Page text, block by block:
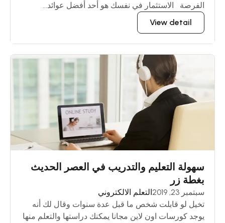
الفرصة الاستثمار في نفسك هو أحد أفضل عوائد...
View detail
سهولة التعليم والتدريب في العصر الحديث
بغطة زر
سبتمبر 23, 2019
التعلم الالكتروني
تخيل لو قابلت شخص ما قبل عدة سنوات وقال لك أنه
يوجد كورسات اون لاين مجانا يمكنك دراستها والتعلم منها